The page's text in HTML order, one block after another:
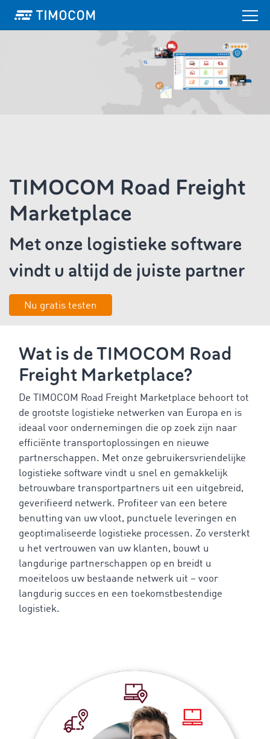
TIMOCOM Road Freight
Marketplace
Met onze logistieke software
vindt u altijd de juiste partner
Nu gratis testen
Wat is de TIMOCOM Road
Freight Marketplace?
De TIMOCOM Road Freight Marketplace behoort tot
de grootste logistieke netwerken van Europa en is
ideaal voor ondernemingen die op zoek zijn naar
efficiënte transportoplossingen en nieuwe
partnerschappen. Met onze gebruikersvriendelijke
logistieke software vindt u snel en gemakkelijk
betrouwbare transportpartners uit een uitgebreid,
geverifieerd netwerk. Profiteer van een betere
benutting van uw vloot, punctuele leveringen en
geoptimaliseerde logistieke processen. Zo versterkt
u het vertrouwen van uw klanten, bouwt u
langdurige partnerschappen op en breidt u
moeiteloos uw bestaande netwerk uit – voor
langdurig succes en een toekomstbestendige
logistiek.